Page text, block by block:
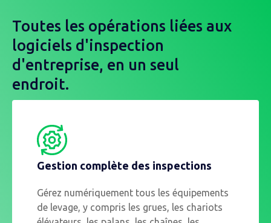
Toutes les opérations liées aux
logiciels d'inspection
d'entreprise, en un seul
endroit.
Gestion complète des inspections
Gérez numériquement tous les équipements
de levage, y compris les grues, les chariots